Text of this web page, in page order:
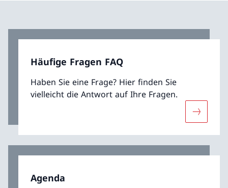
Häufige Fragen FAQ
Haben Sie eine Frage? Hier finden Sie
vielleicht die Antwort auf Ihre Fragen.
Mehr
Agenda